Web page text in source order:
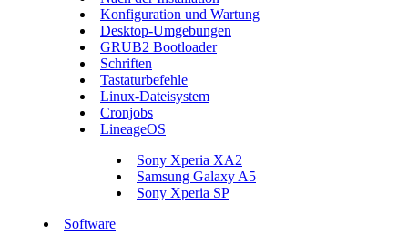
Konfiguration und Wartung
Desktop-Umgebungen
GRUB2 Bootloader
Schriften
Tastaturbefehle
Linux-Dateisystem
Cronjobs
LineageOS
Sony Xperia XA2
Samsung Galaxy A5
Sony Xperia SP
Software